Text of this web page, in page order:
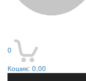
0
Кошик: 0,00